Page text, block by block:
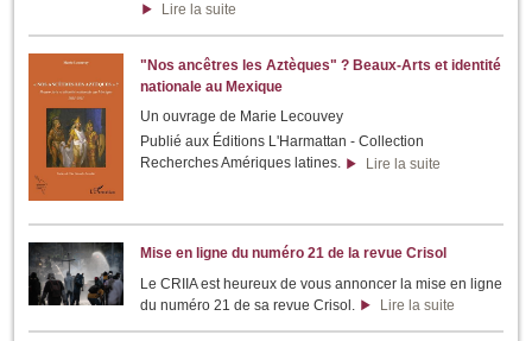
Lire la suite
"Nos ancêtres les Aztèques" ? Beaux-Arts et identité
nationale au Mexique
Un ouvrage de Marie Lecouvey
Publié aux Éditions L'Harmattan - Collection
Recherches Amériques latines.
Lire la suite
Mise en ligne du numéro 21 de la revue Crisol
Le CRIIA est heureux de vous annoncer la mise en ligne
du numéro 21 de sa revue Crisol.
Lire la suite